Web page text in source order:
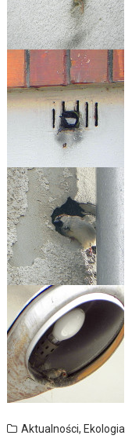
Aktualności, Ekologia